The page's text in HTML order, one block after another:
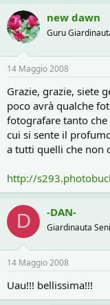
new dawn
Guru
14 Maggio 2008
Grazie, grazie, siete
poco avrà qualche
fotografare tanto che
cui si sente il
a tutti quelli che non
http://
D -DAN-
Giardinauta
14 Maggio 2008
Uau!!! bellissima!!!